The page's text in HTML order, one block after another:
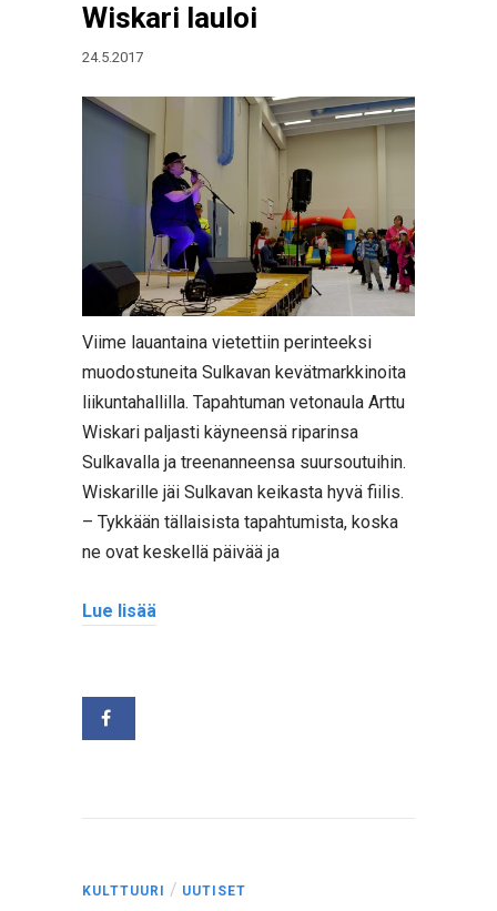
Wiskari lauloi
24.5.2017
Viime lauantaina vietettiin perinteeksi
muodostuneita Sulkavan kevätmarkkinoita
liikuntahallilla. Tapahtuman vetonaula Arttu
Wiskari paljasti käyneensä riparinsa
Sulkavalla ja treenanneensa suursoutuihin.
Wiskarille jäi Sulkavan keikasta hyvä fiilis.
– Tykkään tällaisista tapahtumista, koska
ne ovat keskellä päivää ja
Lue lisää
KULTTUURI / UUTISET